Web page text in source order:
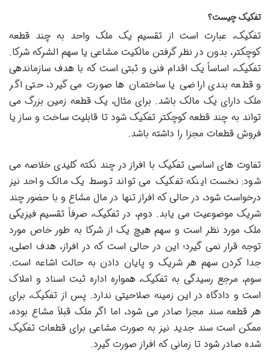
تفکیک چیست؟
تفکیک، عبارت است از تقسیم یک ملک واحد به چند قطعه
کوچکتر، بدون در نظر گرفتن مالکیت مشاعی یا سهم الشرکه شرکا.
تفکیک، اساساً یک اقدام فنی و ثبتی است که با هدف سازماندهی
و قطعه بندی اراضی یا ساختمان ها صورت می گیرد، حتی اگر
ملک دارای یک مالک باشد. برای مثال، یک قطعه زمین بزرگ می
تواند به چند قطعه کوچکتر تفکیک شود تا قابلیت ساخت و ساز یا
فروش قطعات مجزا را داشته باشد.
تفاوت های اساسی تفکیک با افراز در چند نکته کلیدی خلاصه می
شود: نخست اینکه تفکیک می تواند توسط یک مالک واحد نیز
درخواست شود، در حالی که افراز تنها در مال مشاع و با حضور چند
شریک موضوعیت می یابد. دوم، در تفکیک، صرفاً تقسیم فیزیکی
ملک مورد نظر است و سهم هیچ یک از شرکا به طور خاص مورد
توجه قرار نمی گیرد؛ این در حالی است که در افراز، هدف اصلی،
جدا کردن سهم هر شریک و پایان دادن به حالت اشاعه است.
سوم، مرجع رسیدگی به تفکیک، همواره اداره ثبت اسناد و املاک
است و دادگاه در این زمینه صلاحیتی ندارد. پس از تفکیک، برای
هر قطعه سند مجزا صادر می شود، اما اگر ملک قبلاً مشاع بوده،
ممکن است سند جدید نیز به صورت مشاعی برای قطعات تفکیک
شده صادر شود تا زمانی که افراز صورت گیرد.